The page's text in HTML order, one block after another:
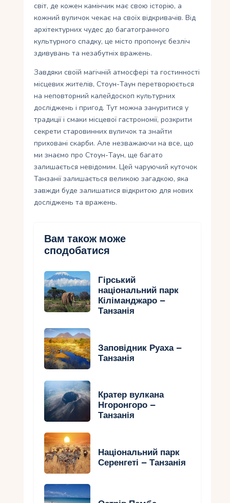
світ, де кожен камінчик має свою історію, а
кожний вуличок чекає на своїх відкривачів. Від
архітектурних чудес до багатогранного
культурного спадку, це місто пропонує безліч
здивувань та незабутніх вражень.
Завдяки своїй магічній атмосфері та гостинності
місцевих жителів, Стоун-Таун перетворюється
на неповторний калейдоскоп культурних
досліджень і пригод. Тут можна зануритися у
традиції і смаки місцевої гастрономії, розкрити
секрети старовинних вуличок та знайти
приховані скарби. Але незважаючи на все, що
ми знаємо про Стоун-Таун, ще багато
залишається невідомим. Цей чаруючий куточок
Танзанії залишається великою загадкою, яка
завжди буде залишатися відкритою для нових
досліджень та вражень.
Вам також може
сподобатися
Гірський
національний парк
Кіліманджаро –
Танзанія
Заповідник Руаха –
Танзанія
Кратер вулкана
Нгоронгоро –
Танзанія
Національний парк
Серенгеті – Танзанія